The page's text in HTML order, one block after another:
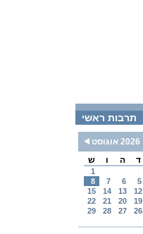
תרבות ראשי
2026 אוגוסט
ד ה ו ש
1
5
6
7
8
12
13
14
15
19
20
21
22
26
27
28
29